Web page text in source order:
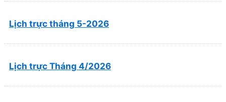
Lịch trực tháng 5-2026
Lịch trực Tháng 4/2026